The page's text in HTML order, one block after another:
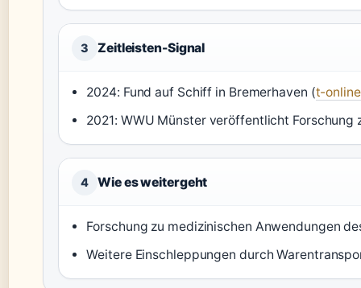
3 Zeitleisten-Signal
2024: Fund auf Schiff in Bremerhaven (t-online
2021: WWU Münster veröffentlicht Forschung
4 Wie es weitergeht
Forschung zu medizinischen Anwendungen
Weitere Einschleppungen durch